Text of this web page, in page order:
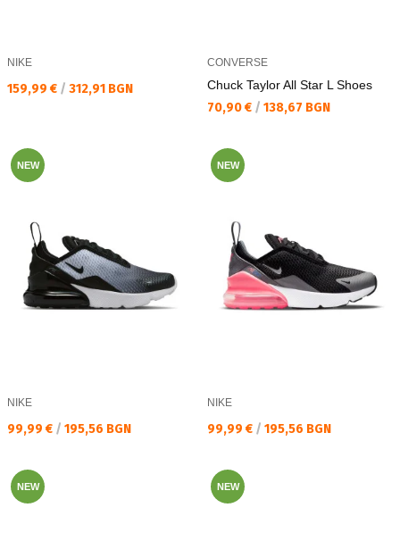
NIKE
Текуща цена:
159,99 € / 312,91 BGN
CONVERSE
Chuck Taylor All Star L Shoes
Текуща цена:
70,90 € / 138,67 BGN
NEW
NIKE
Текуща цена:
99,99 € / 195,56 BGN
NEW
NIKE
Текуща цена:
99,99 € / 195,56 BGN
NEW NEW